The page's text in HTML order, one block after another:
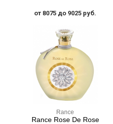
от 8075 до 9025 руб.
Rance
Rance Rose De Rose